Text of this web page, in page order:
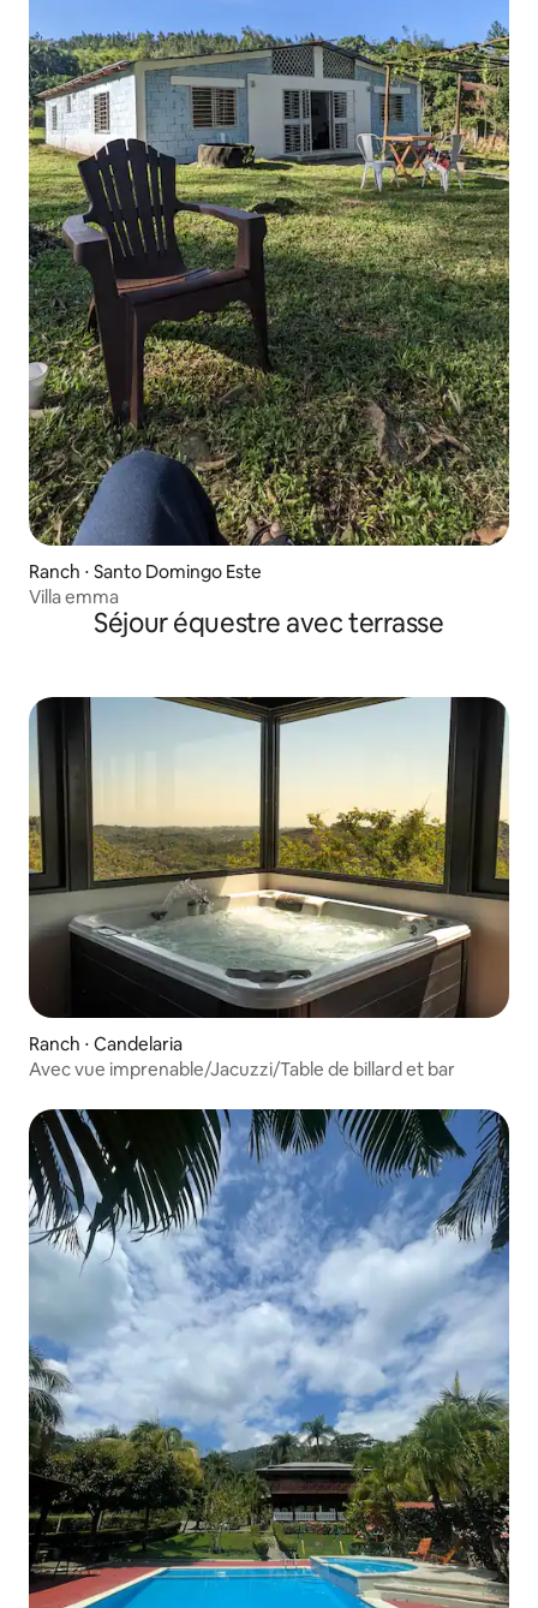
Ranch ⋅ Santo Domingo Este
Villa emma
Séjour équestre avec terrasse
Ranch ⋅ Candelaria
Avec vue imprenable/Jacuzzi/Table de billard et bar